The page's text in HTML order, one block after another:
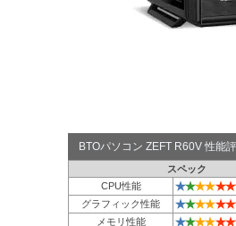
BTOパソコン ZEFT R60V 性能
スペック
CPU性能
★★★★★★
グラフィック性能 ★★★★★★
メモリ性能 ★★★★★★